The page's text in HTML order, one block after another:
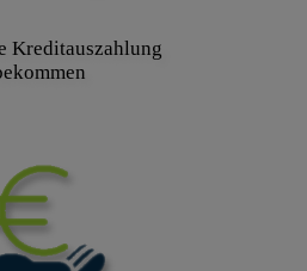
Kreditauszahlung